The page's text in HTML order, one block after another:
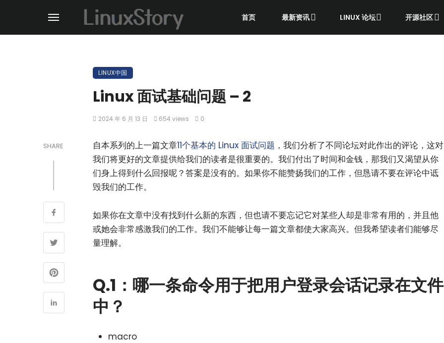
首页 最新资讯 LINUX 论坛 开源社区
LINUX中国
Linux 面试基础问题 – 2
2024 年 6 月 13 日 654 views 0
SHARE 自本系列的上一篇文章11个基本的 Linux 面试问题 ，我们分析了不同论坛对此作出的评论，这对
我们将更好的文章提供给我们的读者是很重要的。我们付出了时间和金钱，那我们又渴望从你
们身上得到什么回报呢？答案是没有的。如果你不能赞扬我们的工作，但恳请不要在评论中诋
毁我们的工作。
如果你在文章中没有找到什么新的东西，但也请不要忘记它对某些人却是非常有用的，并且他
或她会非常感激我们的工作。我们不能够让每一篇文章都使大家高兴。但我希望读者们能够尽
量理解。
Q.1：哪一条命令用于把用户登录会话记录在文件
中？
macro